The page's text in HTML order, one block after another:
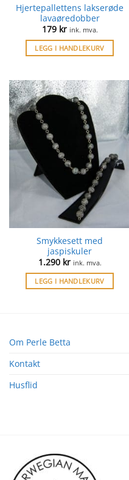
Hjertepallettens lakserøde
lavaøredobber
179 kr ink. mva.
LEGG I HANDLEKURV
Smykkesett med
jaspiskuler
1.290 kr ink. mva.
LEGG I HANDLEKURV
Om Perle Betta
Kontakt
Husflid